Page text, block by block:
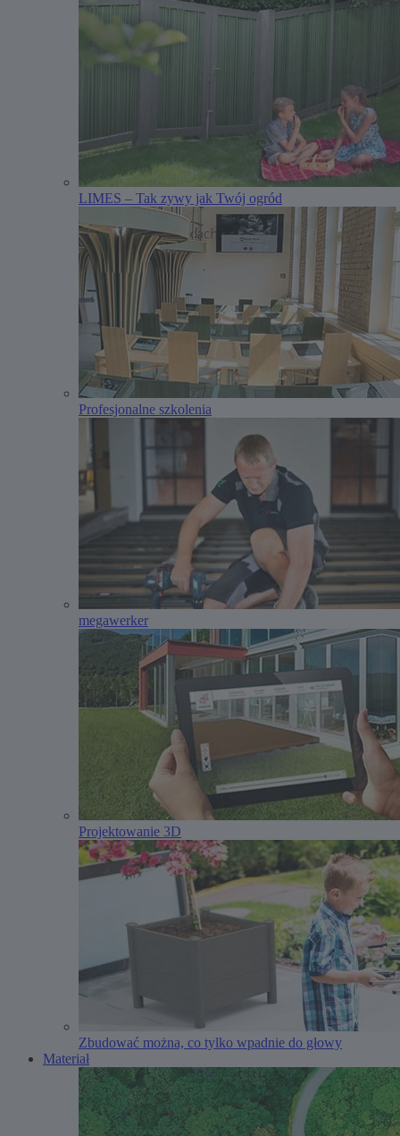
LIMES – Tak zywy jak Twój ogród
Profesjonalne szkolenia
megawerker
Projektowanie 3D
Zbudować można, co tylko wpadnie do głowy
Materiał